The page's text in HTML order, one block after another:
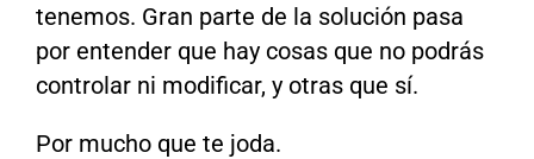
tenemos. Gran parte de la solución pasa
por entender que hay cosas que no podrás
controlar ni modificar, y otras que sí.
Por mucho que te joda.